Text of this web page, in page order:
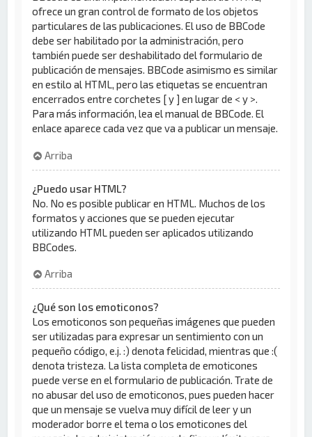
ofrece un gran control de formato de los objetos
particulares de las publicaciones. El uso de BBCode
debe ser habilitado por la administración, pero
también puede ser deshabilitado del formulario de
publicación de mensajes. BBCode asimismo es similar
en estilo al HTML, pero las etiquetas se encuentran
encerrados entre corchetes [ y ] en lugar de < y >.
Para más información, lea el manual de BBCode. El
enlace aparece cada vez que va a publicar un mensaje.
Arriba
¿Puedo usar HTML?
No. No es posible publicar en HTML. Muchos de los
formatos y acciones que se pueden ejecutar
utilizando HTML pueden ser aplicados utilizando
BBCodes.
Arriba
¿Qué son los emoticonos?
Los emoticonos son pequeñas imágenes que pueden
ser utilizadas para expresar un sentimiento con un
pequeño código, e.j. :) denota felicidad, mientras que :(
denota tristeza. La lista completa de emoticones
puede verse en el formulario de publicación. Trate de
no abusar del uso de emoticonos, pues pueden hacer
que un mensaje se vuelva muy difícil de leer y un
moderador borre el tema o los emoticones del